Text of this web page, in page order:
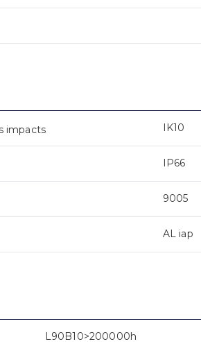
impacts IK10
IP66
9005
AL iap
L90B10>200000h